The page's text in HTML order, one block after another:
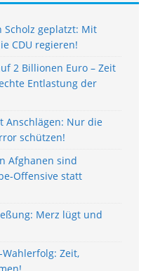
Scholz geplatzt: Mit
CDU regieren!
2 Billionen Euro – Zeit
Entlastung der
Anschlägen: Nur die
schützen!
Afghanen sind
Offensive statt
Merz lügt und
Zeit,